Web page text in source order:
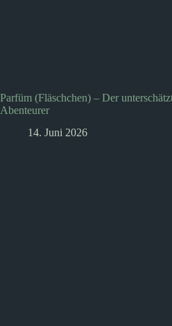
Parfüm (Fläschchen) – Der
Abenteurer
14. Juni 2026